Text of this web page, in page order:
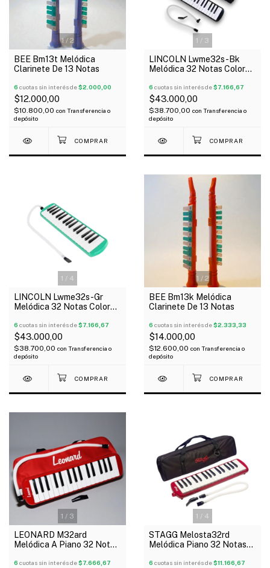
1/ 2
BEE Bm13t Melódica
Clarinete De 13 Notas
6 cuotas sin interés de$2.000,00
$12.000,00
$10.800,00 con Transferencia o
depósito
1 / 3
LINCOLN Lwme32s-Bk
Melódica 32 Notas Color
6 cuotas sin interés de$7.166,67
$43.000,00
$38.700,00 con Transferencia o
depósito
1 / 4
LINCOLN Lwme32s-Gr
Melódica 32 Notas Color
6 cuotas sin interés de$7.166,67
$43.000,00
$38.700,00 con Transferencia o
depósito
1 / 2
BEE Bm13k Melódica
Clarinete De 13 Notas
6 cuotas sin interés de$2.333,33
$14.000,00
$12.600,00 con Transferencia o
depósito
1 / 3
LEONARD M32ard
Melódica A Piano 32 Notas
6 cuotas sin interés de$7.666,67
1 / 4
STAGG Melosta32rd
Melódica Piano 32 Notas
6 cuotas sin interés de$11.166,67